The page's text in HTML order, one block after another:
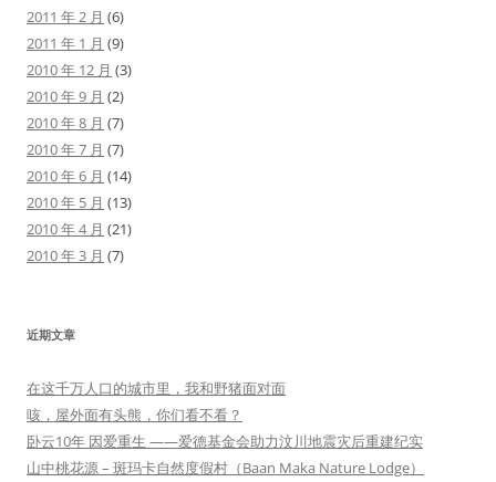
2011 年 2 月 (6)
2011 年 1 月 (9)
2010 年 12 月 (3)
2010 年 9 月 (2)
2010 年 8 月 (7)
2010 年 7 月 (7)
2010 年 6 月 (14)
2010 年 5 月 (13)
2010 年 4 月 (21)
2010 年 3 月 (7)
近期文章
在这千万人口的城市里，我和野猪面对面
咳，屋外面有头熊，你们看不看？
卧云10年 因爱重生 ——爱德基金会助力汶川地震灾后重建纪实
山中桃花源 – 斑玛卡自然度假村（Baan Maka Nature Lodge）